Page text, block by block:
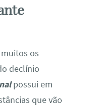
os
declínio
possui em
que vão